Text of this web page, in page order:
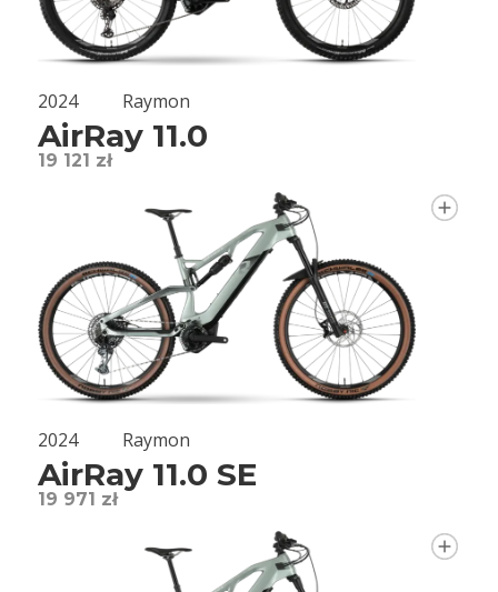
2024 Raymon
AirRay 11.0
19 121 zł
2024 Raymon
AirRay 11.0 SE
19 971 zł